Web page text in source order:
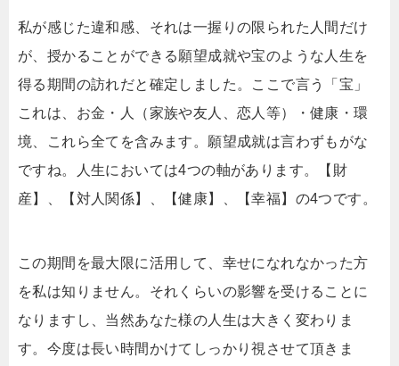
私が感じた違和感、それは一握りの限られた人間だけ
が、授かることができる願望成就や宝のような人生を
得る期間の訪れだと確定しました。ここで言う「宝」
これは、お金・人（家族や友人、恋人等）・健康・環
境、これら全てを含みます。願望成就は言わずもがな
ですね。人生においては4つの軸があります。【財
産】、【対人関係】、【健康】、【幸福】の4つです。
この期間を最大限に活用して、幸せになれなかった方
を私は知りません。それくらいの影響を受けることに
なりますし、当然あなた様の人生は大きく変わりま
す。今度は長い時間かけてしっかり視させて頂きま